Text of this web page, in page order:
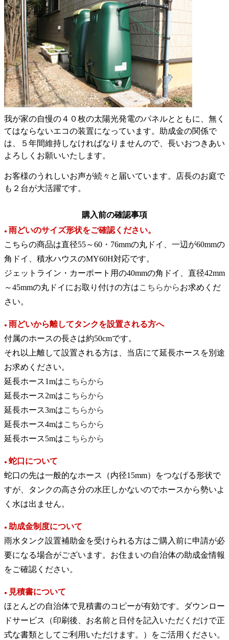
我が家の自慢の４０枚の太陽光発電のパネルとともに、無く
てはならないエコの装置になっています。助成金の関係で
は、５年間維持しなければなりませんので、長いおつきあい
よろしくお願いいたします。
お客様のうれしいお声が続々と届いています。店長のお庭で
も２台が大活躍です。
購入前の確認事項
● 雨どいのサイズ形状をご確認ください。
こちらの商品は直径55～60・76mmの丸ドイ、一辺が60mmの
角ドイ、積水ハウスのMY60H対応です。
ジェットライン・カーポート用の40mmの角ドイ、直径42mm
～45mmの丸ドイにお取り付けの方はこちらからお求めくだ
さい。
● 雨どいから離してタンクを設置される方へ
付属のホースの長さは約50cmです。
それ以上離して設置される方は、当店にて延長ホースを別途
お求めください。
延長ホース1mはこちらから
延長ホース2mはこちらから
延長ホース3mはこちらから
延長ホース4mはこちらから
延長ホース5mはこちらから
● 蛇口について
蛇口の先は一般的なホース（内径15mm）をつなげる形状で
すが、タンクの高さ分の水圧しかないのでホースから勢いよ
く水は出ません。
● 助成金制度について
雨水タンク設置補助金を受けられる方はご購入前に申請が必
要になる場合がございます。お住まいの自治体の助成金情報
をご確認ください。
●
見積書について
ほとんどの自治体で見積書のコピーが有効です。ダウンロー
ドサービス（印刷後、お名前と日付を記入いただくだけで正
式な書類としてご利用いただけます。）をご活用ください。